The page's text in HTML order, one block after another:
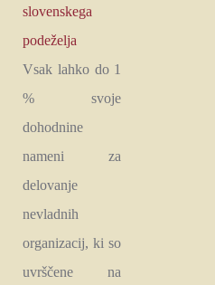
slovenskega
podeželja
Vsak lahko do 1
% svoje
dohodnine
nameni za
delovanje
nevladnih
organizacij, ki so
uvrščene na